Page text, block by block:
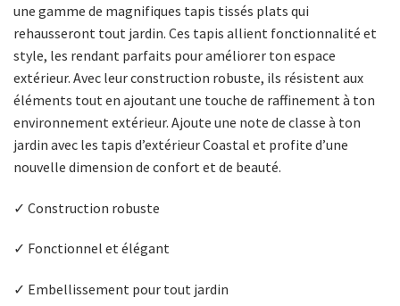
une gamme de magnifiques tapis tissés plats qui
rehausseront tout jardin. Ces tapis allient fonctionnalité et
style, les rendant parfaits pour améliorer ton espace
extérieur. Avec leur construction robuste, ils résistent aux
éléments tout en ajoutant une touche de raffinement à ton
environnement extérieur. Ajoute une note de classe à ton
jardin avec les tapis d’extérieur Coastal et profite d’une
nouvelle dimension de confort et de beauté.
✓ Construction robuste
✓ Fonctionnel et élégant
✓ Embellissement pour tout jardin